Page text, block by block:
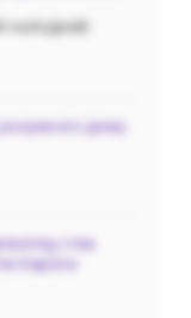
дому
став
Європи